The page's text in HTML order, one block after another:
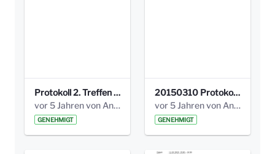
Protokoll 2. Treffen 20140315 AG Bismarckplatz.pdf
vor 5 Jahren von Anni Schlumberger
GENEHMIGT
20150310 Protokoll Bismarckplatz_UrbanG_02.pdf
vor 5 Jahren von Anni Schlumberger
GENEHMIGT